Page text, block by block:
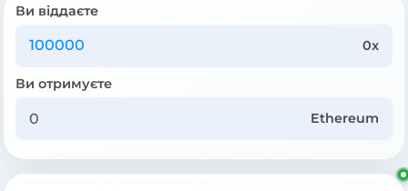
Ви віддаєте
0x
Ви отримуєте
Ethereum